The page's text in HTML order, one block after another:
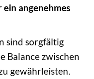
angenehmes
sind sorgfältig
Balance zwischen
gewährleisten.